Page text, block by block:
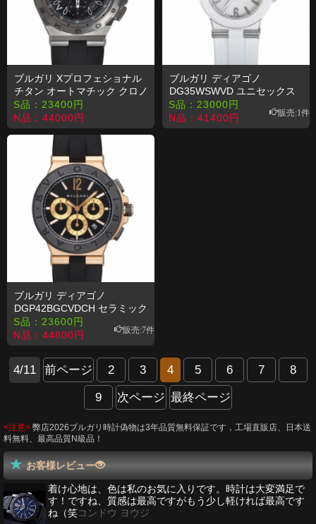
ブルガリ Xプロフェショナル
チタン オートマチック クロノ
メーター ラバー
DP45BSTVDCH/GMT
S品： 23400円
N品： 44000円
ブルガリ ディアゴノ
DG35WSWVD ユニセックス
オートマチック コピー 時計
S品： 23000円
N品： 41400円
販売:1件
ブルガリ ディアゴノ
DGP42BGCVDCH セラミック
セラミックベゼル ダイアルス
ーパーコピー【日本素晴7】
S品： 23600円
N品： 44800円
販売:7件
4/11 前ページ 2 3 4 5 6 7 8
9 次ページ 最終ページ
<注意> 弊店2026ブルガリ時計偽物は3年品質無料保証です，工場直販店、日本送
料無料、最高品質N級品！
お客様レビュー
着け心地は、色は私のお気に入りです。時計は大変満足で
す！ですね、質感は最高ですがもう少し軽ければ最高です
ね（笑コンドウ ヨウジ